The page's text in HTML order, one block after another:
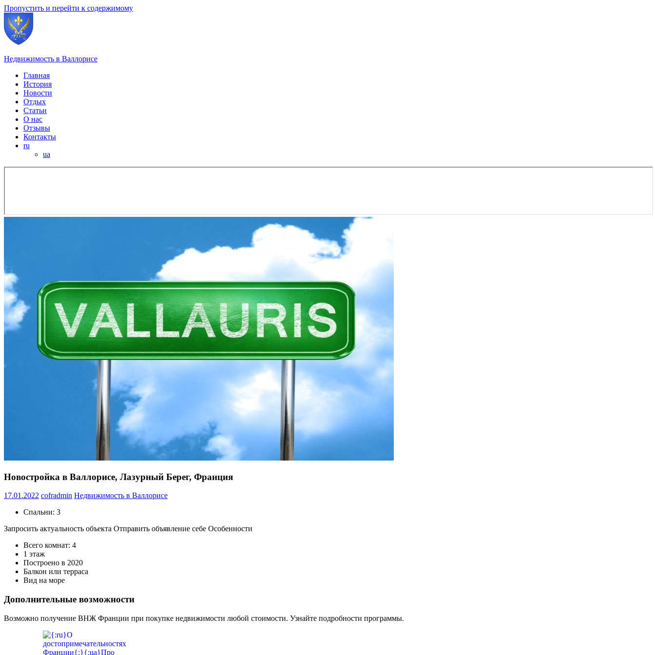
Пропустить и перейти к содержимому
Недвижимость в Валлорисе
Главная
История
Новости
Отдых
Статьи
О нас
Отзывы
Контакты
ru
ua
Новостройка в Валлорисе, Лазурный Берег, Франция
17.01.2022 cofradmin Недвижимость в Валлорисе
Спальни: 3
Запросить актуальность объекта Отправить объявление себе Особенности
Всего комнат: 4
1 этаж
Построено в 2020
Балкон или терраса
Вид на море
Дополнительные возможности
Возможно получение ВНЖ Франции при покупке недвижимости любой стоимости. Узнайте подробности программы.